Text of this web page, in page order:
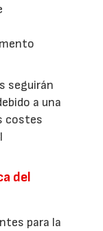
seguirán
a una
costes
del
para la